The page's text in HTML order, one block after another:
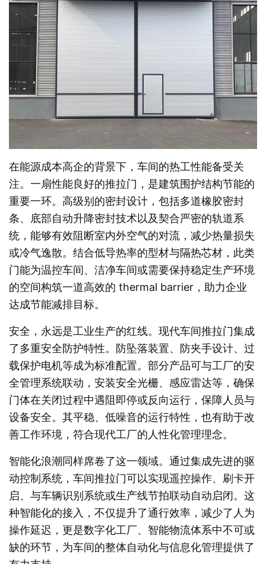
在能源成本高企的背景下，车间的热工性能备受关
注。一扇性能良好的推拉门，是建筑围护结构节能的
重要一环。高级别的密封设计，包括多道橡胶密封
条、底部自动升降密封技术以及契合严密的轨道系
统，能够有效阻断室内外空气的对流，减少热量损失
或冷气逸散。结合低导热率的型材与隔热芯材，此类
门能为温控车间、洁净车间或需要保持稳定生产环境
的空间构筑一道高效的 thermal barrier，助力企业
达成节能减排目标。
安全，永远是工业生产的红线。现代车间推拉门集成
了多重安全防护特性。防坠落装置、防夹手设计、过
载保护电机等成为标准配置。部分产品可与工厂的安
全管理系统联动，安装安全光栅、感应雷达等，确保
门体在关闭过程中遇阻即停或反向运行，保障人员与
设备安全。其平稳、低噪音的运行特性，也有助于改
善工作环境，符合现代工厂的人性化管理理念。
智能化浪潮同样席卷了这一领域。通过集成先进的驱
动控制系统，车间推拉门可以实现遥控操作、刷卡开
启、与车辆识别系统或生产线节拍联动自动启闭。这
种智能化的接入，不仅提升了通行效率，减少了人为
操作延迟，更是数字化工厂、智能物流体系中不可或
缺的环节，为车间的整体自动化与信息化管理提供了